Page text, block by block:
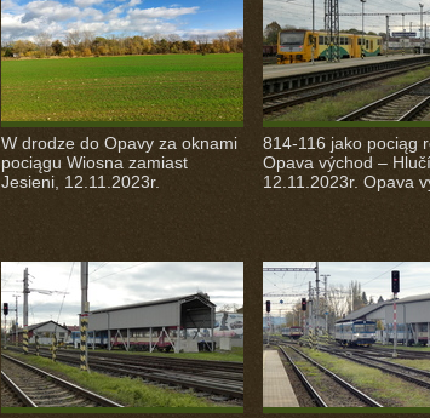
W drodze do Opavy za oknami
pociągu Wiosna zamiast
Jesieni, 12.11.2023r.
814-116 jako pociąg
Opava východ –
12.11.2023r. Opava